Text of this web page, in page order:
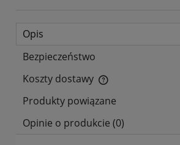
Opis
Bezpieczeństwo
Koszty dostawy
Cena nie zawiera ewentualnych kosztów
Produkty powiązane
Opinie o produkcie (0)